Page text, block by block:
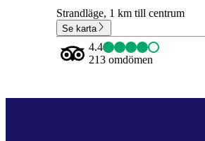
Strandläge, 1 km till centrum
Se karta
4.4
213 omdömen